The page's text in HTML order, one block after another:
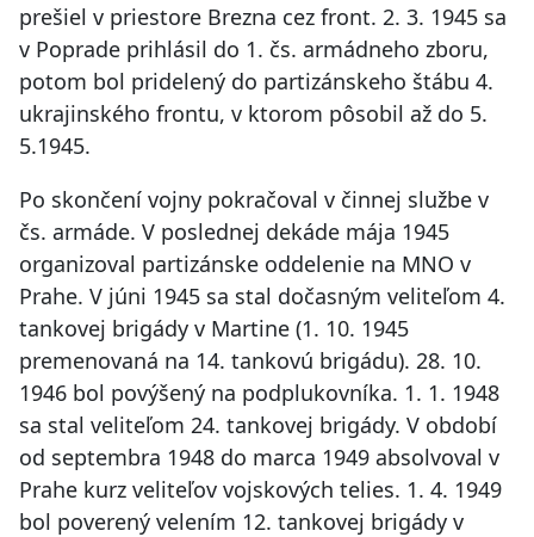
prešiel v priestore Brezna cez front. 2. 3. 1945 sa
v Poprade prihlásil do 1. čs. armádneho zboru,
potom bol pridelený do partizánskeho štábu 4.
ukrajinského frontu, v ktorom pôsobil až do 5.
5.1945.
Po skončení vojny pokračoval v činnej službe v
čs. armáde. V poslednej dekáde mája 1945
organizoval partizánske oddelenie na MNO v
Prahe. V júni 1945 sa stal dočasným veliteľom 4.
tankovej brigády v Martine (1. 10. 1945
premenovaná na 14. tankovú brigádu). 28. 10.
1946 bol povýšený na podplukovníka. 1. 1. 1948
sa stal veliteľom 24. tankovej brigády. V období
od septembra 1948 do marca 1949 absolvoval v
Prahe kurz veliteľov vojskových telies. 1. 4. 1949
bol poverený velením 12. tankovej brigády v